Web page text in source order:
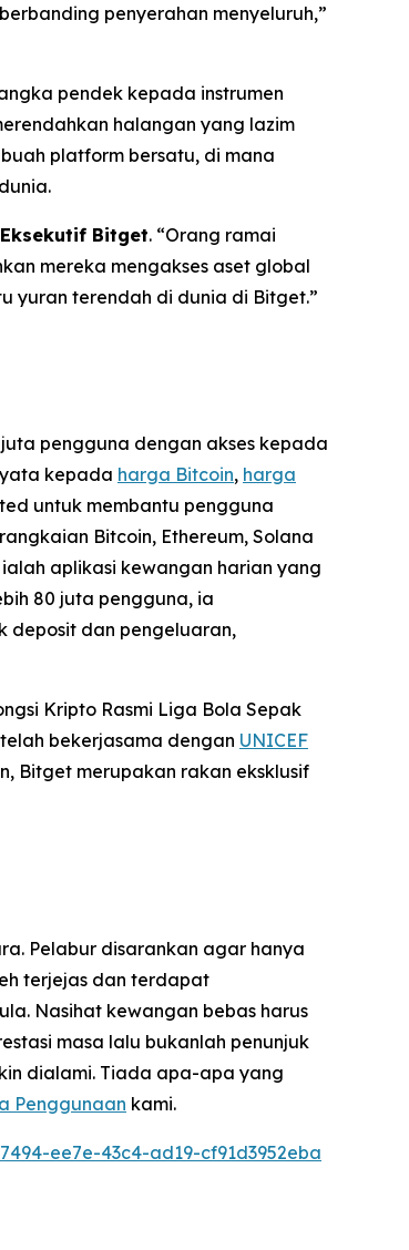
penyerahan menyeluruh,”
pendek kepada instrumen
halangan yang lazim
platform bersatu, di mana
Bitget. “Orang ramai
mereka mengakses aset global
yuran terendah di dunia di Bitget.”
pengguna dengan akses kepada
kepada harga Bitcoin, harga
untuk membantu pengguna
Bitcoin, Ethereum, Solana
ialah aplikasi kewangan harian yang
80 juta pengguna, ia
deposit dan pengeluaran,
Kripto Rasmi Liga Bola Sepak
bekerjasama dengan UNICEF
Bitget merupakan rakan eksklusif
Pelabur disarankan agar hanya
terjejas dan terdapat
Nasihat kewangan bebas harus
masa lalu bukanlah penunjuk
dialami. Tiada apa-apa yang
Penggunaan kami.
ee7e-43c4-ad19-cf91d3952eba